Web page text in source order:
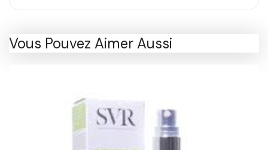
Vous Pouvez Aimer Aussi